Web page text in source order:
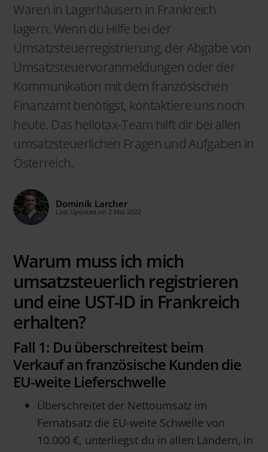
Waren in Lagerhäusern in Frankreich
lagern. Wenn du Hilfe bei der
Umsatzsteuerregistrierung, der Abgabe von
Umsatzsteuervoranmeldungen oder der
Kommunikation mit dem französischen
Finanzamt benötigst, kontaktiere uns noch
heute. Das hellotax-Team hilft dir bei allen
umsatzsteuerlichen Fragen und Aufgaben in
Österreich.
Dominik Larcher
Last Updated on 2 Mai 2022
Warum muss ich mich
umsatzsteuerlich registrieren
und eine UST-ID in Frankreich
erhalten?
Fall 1: Du überschreitest beim
Verkauf an französische Kunden die
EU-weite Lieferschwelle
Überschreitet der Nettoumsatz im
Fernabsatz die EU-weite Schwelle von
10.000 €, unterliegst du in allen Ländern, in